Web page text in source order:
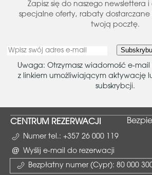
Zapisz się do naszego newslettera i
specjalne oferty, rabaty dostarczane
twoją pocztę.
Uwaga: Otrzymasz wiadomość e-
z linkiem umożliwiającym aktywację
subskrybcji.
CENTRUM REZERWACJI
Numer tel.: +357 26 000 119
Wyślij e-mail do rezerwacji
Bezpłatny numer (Cypr): 80 000